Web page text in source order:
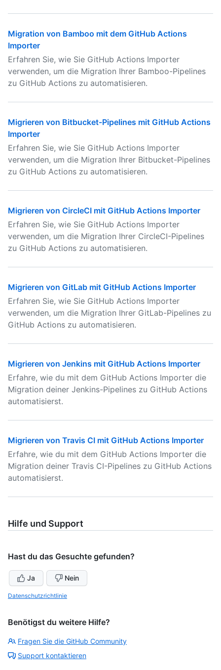
Migration von Bamboo mit dem GitHub Actions
Importer
Erfahren Sie, wie Sie GitHub Actions Importer
verwenden, um die Migration Ihrer Bamboo-Pipelines
zu GitHub Actions zu automatisieren.
Migrieren von Bitbucket-Pipelines mit GitHub Actions
Importer
Erfahren Sie, wie Sie GitHub Actions Importer
verwenden, um die Migration Ihrer Bitbucket-Pipelines
zu GitHub Actions zu automatisieren.
Migrieren von CircleCI mit GitHub Actions Importer
Erfahren Sie, wie Sie GitHub Actions Importer
verwenden, um die Migration Ihrer CircleCI-Pipelines
zu GitHub Actions zu automatisieren.
Migrieren von GitLab mit GitHub Actions Importer
Erfahren Sie, wie Sie GitHub Actions Importer
verwenden, um die Migration Ihrer GitLab-Pipelines zu
GitHub Actions zu automatisieren.
Migrieren von Jenkins mit GitHub Actions Importer
Erfahre, wie du mit dem GitHub Actions Importer die
Migration deiner Jenkins-Pipelines zu GitHub Actions
automatisierst.
Migrieren von Travis CI mit GitHub Actions Importer
Erfahre, wie du mit dem GitHub Actions Importer die
Migration deiner Travis CI-Pipelines zu GitHub Actions
automatisierst.
Hilfe und Support
Hast du das Gesuchte gefunden?
Ja Nein
Datenschutzrichtlinie
Benötigst du weitere Hilfe?
Fragen Sie die GitHub Community
Support kontaktieren